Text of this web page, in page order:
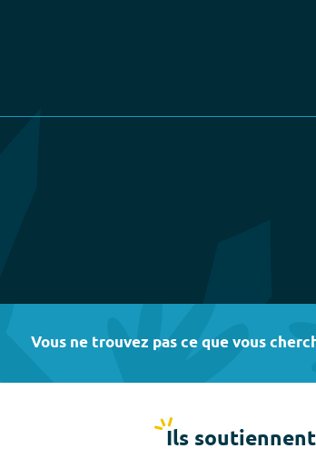
Vous ne trouvez pas ce que vous
Ils